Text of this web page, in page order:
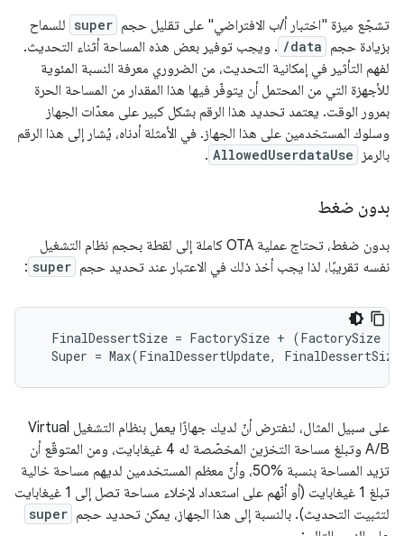
تشجّع ميزة "اختبار أ/ب الافتراضي" على تقليل حجم super للسماح
بزيادة حجم /data . ويجب توفير بعض هذه المساحة أثناء التحديث.
لفهم التأثير في إمكانية التحديث، من الضروري معرفة النسبة المئوية
للأجهزة التي من المحتمل أن يتوفّر فيها هذا المقدار من المساحة الحرة
بمرور الوقت. يعتمد تحديد هذا الرقم بشكل كبير على معدّات الجهاز
وسلوك المستخدمين على هذا الجهاز. في الأمثلة أدناه، يُشار إلى هذا الرقم
بالرمز
AllowedUserdataUse
.
بدون ضغط
بدون ضغط، تحتاج عملية OTA كاملة إلى لقطة بحجم نظام التشغيل
نفسه تقريبًا، لذا يجب أخذ ذلك في الاعتبار عند تحديد حجم super
:
  FinalDessertSize = FactorySize + (FactorySize
Super = Max(FinalDessertUpdate,
على سبيل المثال، لنفترض أنّ لديك جهازًا يعمل بنظام التشغيل Virtual
A/B وتبلغ مساحة التخزين المخصّصة له 4 غيغابايت، ومن المتوقّع أن
تزيد المساحة بنسبة %50، وأنّ معظم المستخدمين لديهم مساحة خالية
تبلغ 1 غيغابايت (أو أنّهم على استعداد لإخلاء مساحة تصل إلى 1 غيغابايت
لتثبيت التحديث). بالنسبة إلى هذا الجهاز، يمكن تحديد حجم super